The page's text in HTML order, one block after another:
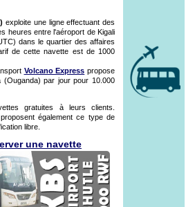
exploite une ligne effectuant des
heures entre l'aéroport de Kigali
dans le quartier des affaires
de cette navette est de 1000
Volcano Express propose
(Ouganda) par jour pour 10.000
gratuites à leurs clients.
également ce type de
libre.
une navette